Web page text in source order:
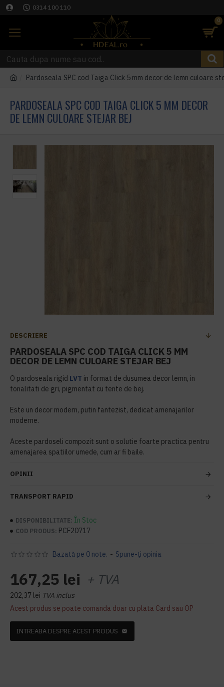
0314 100 110
0
Pardoseala SPC cod Taiga Click 5 mm decor de lemn culoare
PARDOSEALA SPC COD TAIGA CLICK 5 MM DECOR
DE LEMN CULOARE STEJAR BEJ
DESCRIERE
PARDOSEALA SPC COD TAIGA CLICK 5 MM
DECOR DE LEMN CULOARE STEJAR BEJ
O pardoseala rigid LVT in format de dusumea decor lemn, in
tonalitati de gri, pigmentat cu tente de bej.
Este un decor modern, putin fantezist, dedicat amenajarilor
moderne.
Aceste pardoseli compozit sunt o solutie foarte practica pentru
amenajarea spatiilor umede, cum ar fi baile.
OPINII
TRANSPORT RAPID
DISPONIBILITATE: În Stoc
COD PRODUS: PCF20717
Bazată pe 0 note. - Spune-ţi opinia
167,25 lei + TVA
202,37 lei TVA inclus
Acest produs se poate comanda doar cu plata Card sau OP
INTREABA DESPRE ACEST PRODUS